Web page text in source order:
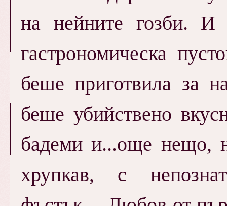
на нейните гозби.
гастрономическа
беше приготвила за
беше убийствено
бадеми и...още нещо,
хрупкав, с